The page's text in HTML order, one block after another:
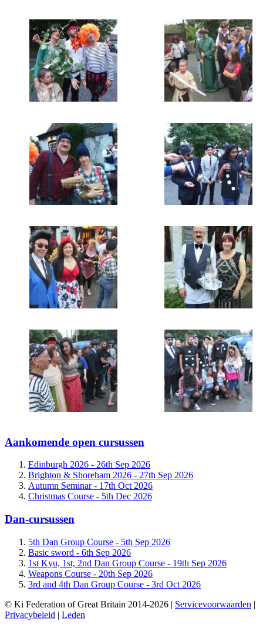
Aankomende open cursussen
Edinburgh 2026 - 26th Sep 2026
Brighton & Shoreham 2026 - 27th Sep 2026
Autumn Seminar - 17th Oct 2026
Christmas Course - 5th Dec 2026
Dan-cursussen
5th Dan Group Course - 5th Sep 2026
Basic sword - 6th Sep 2026
1st Kyu, 1st, 2nd Dan Group Course - 19th Sep 2026
Weapons Course - 20th Sep 2026
3rd and 4th Dan Group Course - 3rd Oct 2026
© Ki Federation of Great Britain 2014-2026 | Servicevoorwaarden |
Privacybeleid | Leden